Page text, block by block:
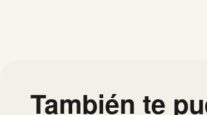
También te